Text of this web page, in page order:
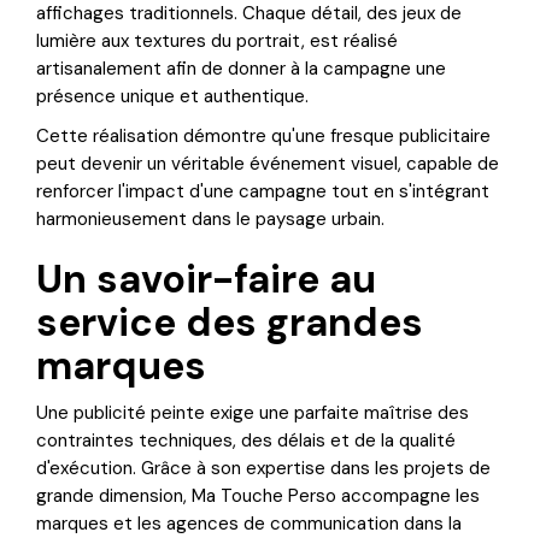
affichages traditionnels. Chaque détail, des jeux de
lumière aux textures du portrait, est réalisé
artisanalement afin de donner à la campagne une
présence unique et authentique.
Cette réalisation démontre qu'une fresque publicitaire
peut devenir un véritable événement visuel, capable de
renforcer l'impact d'une campagne tout en s'intégrant
harmonieusement dans le paysage urbain.
Un savoir-faire au
service des grandes
marques
Une publicité peinte exige une parfaite maîtrise des
contraintes techniques, des délais et de la qualité
d'exécution. Grâce à son expertise dans les projets de
grande dimension, Ma Touche Perso accompagne les
marques et les agences de communication dans la